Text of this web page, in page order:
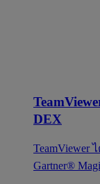
DEX
TeamViewer
Gartner®